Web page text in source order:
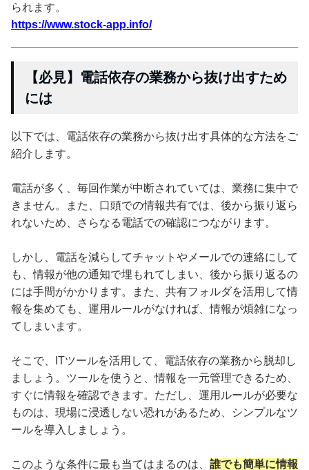
られます。
https://www.stock-app.info/
【必見】電話依存の業務から抜け出すため
には
以下では、電話依存の業務から抜け出す具体的な方法をご
紹介します。
電話が多く、毎回作業が中断されていては、業務に集中で
きません。また、口頭での情報共有では、後から振り返ら
れないため、さらなる電話での確認につながります。
しかし、電話を減らしてチャットやメールでの連絡にして
も、情報が他の通知で埋もれてしまい、後から振り返るの
には手間がかかります。また、共有フォルダを活用して情
報を集めても、運用ルールがなければ、情報が煩雑になっ
てしまいます。
そこで、ITツールを活用して、電話依存の業務から脱却し
ましょう。ツールを使うと、情報を一元管理できるため、
すぐに情報を確認できます。ただし、運用ルールが必要な
ものは、現場に浸透しない恐れがあるため、シンプルなツ
ールを導入しましょう。
このような条件に最も当てはまるのは、 誰でも簡単に情報